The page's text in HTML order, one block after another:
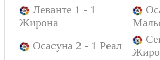
Леванте 1 - 1
Жирона
Осасуна 2 - 1 Реал